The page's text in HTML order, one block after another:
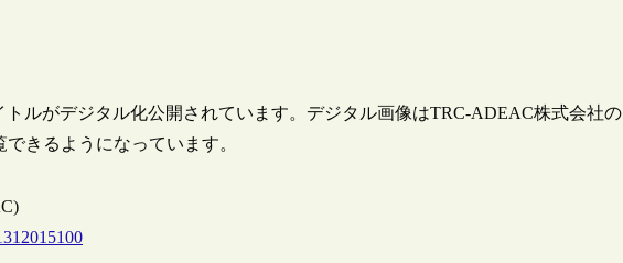
ルがデジタル化公開されています。デジタル画像はTRC-ADEAC株式会社の
きるようになっています。